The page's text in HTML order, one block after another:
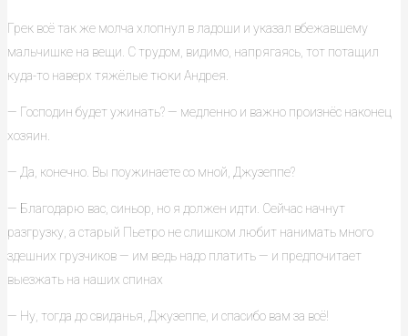
Грек всё так же молча хлопнул в ладоши и указал вбежавшему
мальчишке на вещи. С трудом, видимо, напрягаясь, тот потащил
куда-то наверх тяжёлые тюки Андрея.
— Господин будет ужинать? — медленно и важно произнёс наконец
хозяин.
— Да, конечно. Вы поужинаете со мной, Джузеппе?
— Благодарю вас, синьор, но я должен идти. Сейчас начнут
разгрузку, а старый Пьетро не слишком любит нанимать много
здешних грузчиков — им ведь надо платить — и предпочитает
выезжать на наших спинах
— Ну, тогда до свиданья, Джузеппе, и спасибо вам за всё!